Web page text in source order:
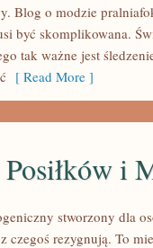
Blog o modzie
być skomplikowana.
tak ważne jest
[ Read More ]
i
stworzony dla
czegoś rezygnują. To